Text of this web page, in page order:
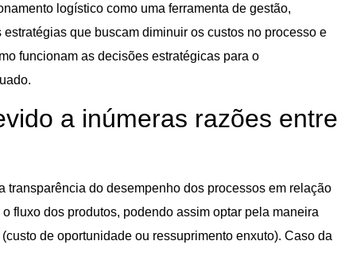
logístico como uma ferramenta de gestão,
que buscam diminuir os custos no processo e
funcionam as decisões estratégicas para o
a inúmeras razões entre
transparência do desempenho dos processos em relação
fluxo dos produtos, podendo assim optar pela maneira
de oportunidade ou ressuprimento enxuto). Caso da